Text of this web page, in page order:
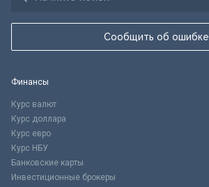
Сообщить об ошибке
Финансы
Курс валют
Курс доллара
Курс евро
Курс НБУ
Банковские карты
Инвестиционные брокеры